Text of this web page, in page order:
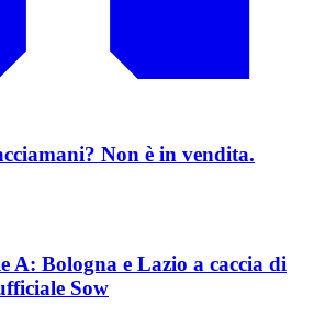
Non è in vendita.
A: Bologna e Lazio a caccia di
Sow